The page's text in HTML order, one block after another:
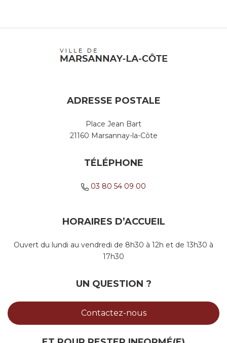
ADRESSE POSTALE
Place Jean Bart
21160 Marsannay-la-Côte
TÉLÉPHONE
03 80 54 09 00
HORAIRES D’ACCUEIL
Ouvert du lundi au vendredi de 8h30 à 12h et de 13h30 à
17h30
UN QUESTION ?
Contactez-nous